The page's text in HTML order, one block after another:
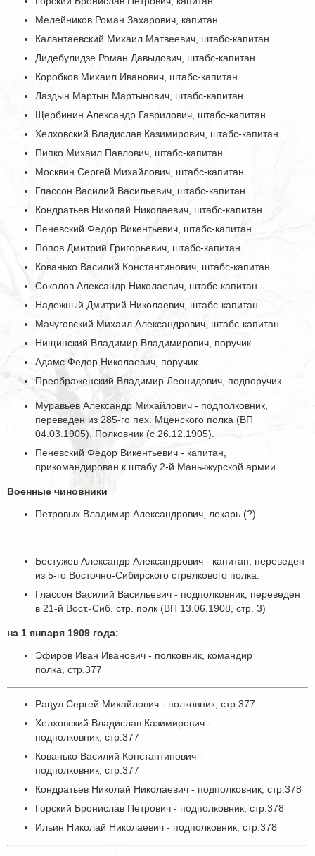
Мелейников Роман Захарович, капитан
Калантаевский Михаил Матвеевич, штабс-капитан
Дидебулидзе Роман Давыдович, штабс-капитан
Коробков Михаил Иванович, штабс-капитан
Лаздын Мартын Мартынович, штабс-капитан
Щербинин Александр Гаврилович, штабс-капитан
Хелховский Владислав Казимирович, штабс-капитан
Пипко Михаил Павлович, штабс-капитан
Москвин Сергей Михайлович, штабс-капитан
Глассон Василий Васильевич, штабс-капитан
Кондратьев Николай Николаевич, штабс-капитан
Пеневский Федор Викентьевич, штабс-капитан
Попов Дмитрий Григорьевич, штабс-капитан
Кованько Василий Константинович, штабс-капитан
Соколов Александр Николаевич, штабс-капитан
Надежный Дмитрий Николаевич, штабс-капитан
Мачуговский Михаил Александрович, штабс-капитан
Нищинский Владимир Владимирович, поручик
Адамс Федор Николаевич, поручик
Преображенский Владимир Леонидович, подпоручик
Муравьев Александр Михайлович - подполковник,
переведен из 285-го пех. Мценского полка (ВП
04.03.1905). Полковник (с 26.12.1905).
Пеневский Федор Викентьевич - капитан,
прикомандирован к штабу 2-й Маньчжурской армии.
Военные чиновники
Петровых Владимир Александрович, лекарь (?)
Бестужев Александр Александрович - капитан, переведен
из 5-го Восточно-Сибирского стрелкового полка.
Глассон Василий Васильевич - подполковник, переведен
в 21-й Вост.-Сиб. стр. полк (ВП 13.06.1908, стр. 3)
на 1 января 1909 года:
Эфиров Иван Иванович - полковник, командир
полка, стр.377
Рацул Сергей Михайлович - полковник, стр.377
Хелховский Владислав Казимирович -
подполковник, стр.377
Кованько Василий Константинович -
подполковник, стр.377
Кондратьев Николай Николаевич - подполковник, стр.378
Горский Бронислав Петрович - подполковник, стр.378
Ильин Николай Николаевич - подполковник, стр.378